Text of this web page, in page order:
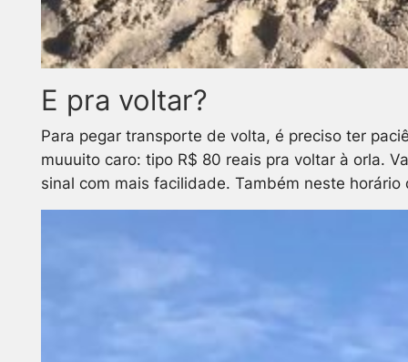
E pra voltar?
Para pegar transporte de volta, é preciso ter
muuuito caro: tipo R$ 80 reais pra voltar à orla.
sinal com mais facilidade. Também neste